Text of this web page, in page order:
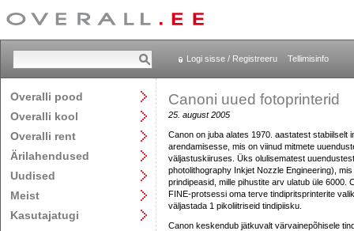
Logi sisse / Registreeru Tellimisinfo
Overalli pood
Overalli kool
Overalli rent
Ärilahendused
Uudised
Meist
Kasutajatugi
Canoni uued fotoprinterid
25. august 2005
Canon on juba alates 1970. aastatest stabiilselt
arendamisesse, mis on viinud mitmete
väljastuskiiruses. Üks olulisematest
photolithography Inkjet Nozzle Engineering),
prindipeasid, mille pihustite arv ulatub üle 6000.
FINE-protsessi oma terve tindipritsprinterite
väljastada 1 pikoliitriseid tindipiisku.
Canon keskendub jätkuvalt värvainepõhisele